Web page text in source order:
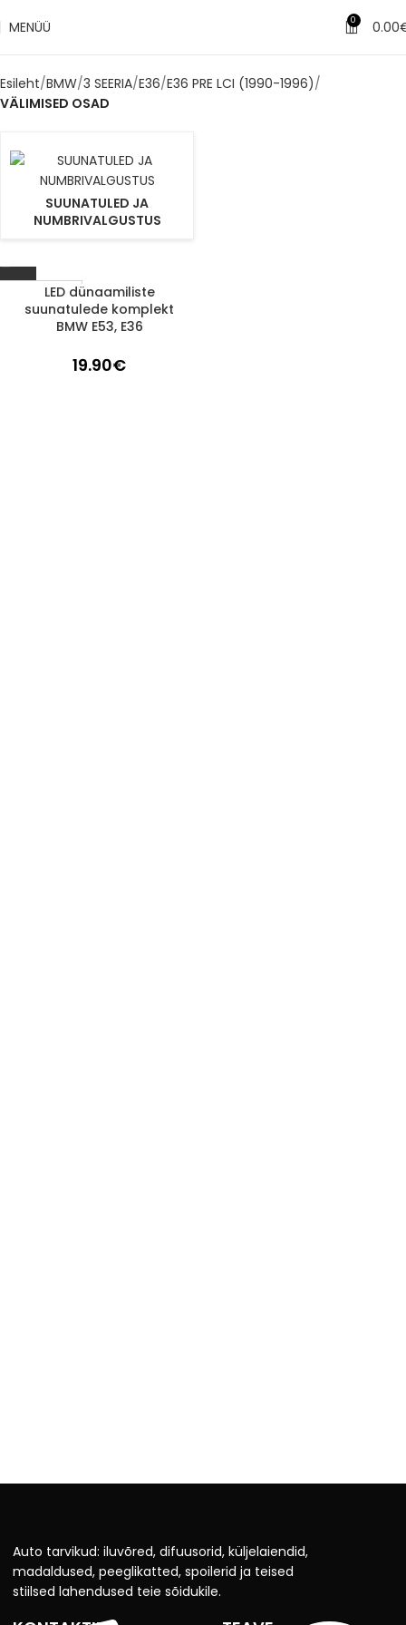
MENÜÜ 0 0.00
Esileht BMW 3 SEERIA E36 E36 PRE LCI (1990-1996)
VÄLIMISED OSAD
SUUNATULED JA
NUMBRIVALGUSTUS
1-3 d.d.
LED dünaamiliste
suunatulede komplekt
BMW E53, E36
19.90€
Auto tarvikud: iluvõred, difuusorid, küljelaiendid,
madaldused, peeglikatted, spoilerid ja teised
stiilsed lahendused teie sõidukile.